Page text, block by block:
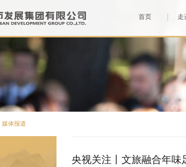
首页 走
媒体报道
央视关注丨文旅融合年味